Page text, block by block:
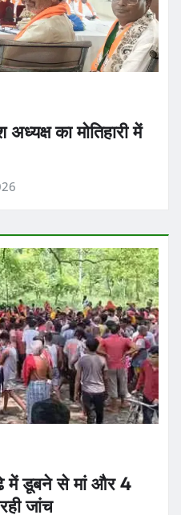
का मोतिहारी में
में डूबने से मां और 4
जांच